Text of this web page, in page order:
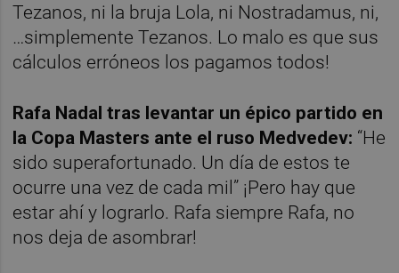
Tezanos, ni la bruja Lola, ni Nostradamus, ni,
…simplemente Tezanos. Lo malo es que sus
cálculos erróneos los pagamos todos!
Rafa Nadal tras levantar un épico partido en
la Copa Masters ante el ruso Medvedev: “He
sido superafortunado. Un día de estos te
ocurre una vez de cada mil” ¡Pero hay que
estar ahí y lograrlo. Rafa siempre Rafa, no
nos deja de asombrar!